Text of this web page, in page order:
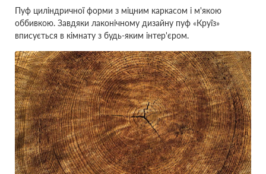
Пуф циліндричної форми з міцним каркасом і м'якою
оббивкою. Завдяки лаконічному дизайну пуф «Круїз»
вписується в кімнату з будь-яким інтер'єром.